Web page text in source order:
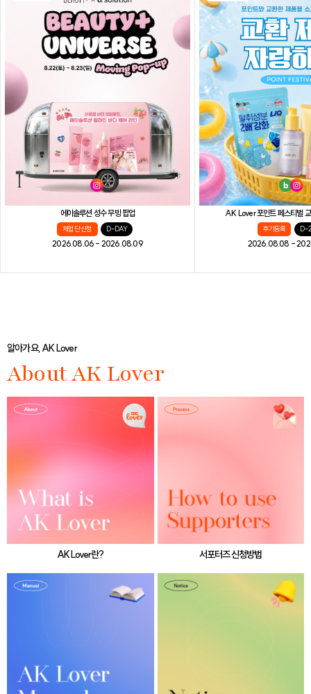
에이솔루션 성수 무빙 팝업
체험단 신청 D-DAY
2026.08.06 - 2026.08.09
AK Lover 포인트 페스티벌
후기등록 D-
2026.08.08 -
알아가요, AK Lover
About AK Lover
AK Lover란? 서포터즈 신청방법